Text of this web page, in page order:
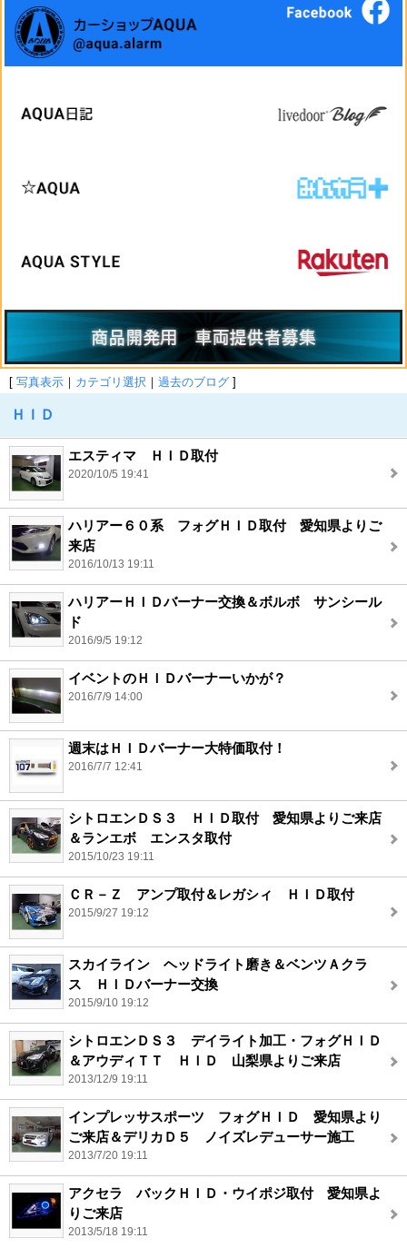
[ 写真表示 ｜ カテゴリ選択 ｜ 過去のブログ ]
ＨＩＤ
エスティマ ＨＩＤ取付
2020/10/5 19:41
ハリアー６０系 フォグＨＩＤ取付 愛知県よりご
来店
2016/10/13 19:11
ハリアーＨＩＤバーナー交換＆ボルボ サンシール
ド
2016/9/5 19:12
イベントのＨＩＤバーナーいかが？
2016/7/9 14:00
週末はＨＩＤバーナー大特価取付！
2016/7/7 12:41
シトロエンＤＳ３ ＨＩＤ取付 愛知県よりご来店
＆ランエボ エンスタ取付
2015/10/23 19:11
ＣＲ－Ｚ アンプ取付＆レガシィ ＨＩＤ取付
2015/9/27 19:12
スカイライン ヘッドライト磨き＆ベンツＡクラ
ス ＨＩＤバーナー交換
2015/9/10 19:12
シトロエンＤＳ３ デイライト加工・フォグＨＩＤ
＆アウディＴＴ ＨＩＤ 山梨県よりご来店
2013/12/9 19:11
インプレッサスポーツ フォグＨＩＤ 愛知県より
ご来店＆デリカＤ５ ノイズレデューサー施工
2013/7/20 19:11
アクセラ バックＨＩＤ・ウイポジ取付 愛知県よ
りご来店
2013/5/18 19:11